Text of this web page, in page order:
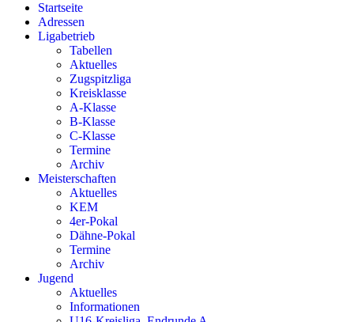
Startseite
Adressen
Ligabetrieb
Tabellen
Aktuelles
Zugspitzliga
Kreisklasse
A-Klasse
B-Klasse
C-Klasse
Termine
Archiv
Meisterschaften
Aktuelles
KEM
4er-Pokal
Dähne-Pokal
Termine
Archiv
Jugend
Aktuelles
Informationen